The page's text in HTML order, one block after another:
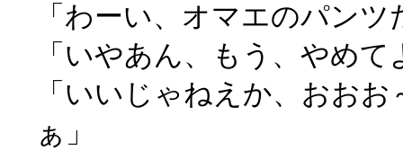
「わーい、オマエのパン
「いやあん、もう、やめて
「いいじゃねえか、おお
ぁ」